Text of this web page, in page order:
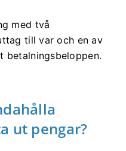
med två
till var och en av
betalningsbeloppen.
ut pengar?